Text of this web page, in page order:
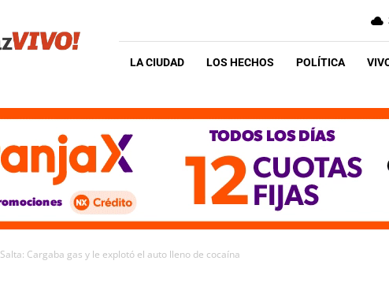
LA CIUDAD LOS HECHOS POLÍTICA
Salta: Cargaba gas y le explotó el auto lleno de cocaína